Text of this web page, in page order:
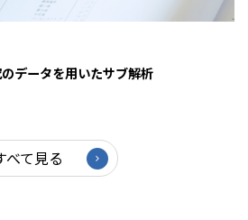
データを用いたサブ解析
べて見る